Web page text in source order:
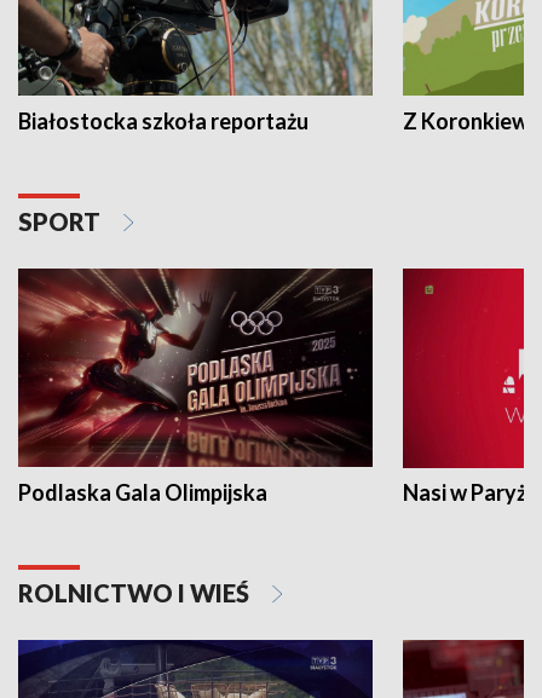
Białostocka szkoła reportażu Z
SPORT
Podlaska Gala Olimpijska Nasi w Paryżu
ROLNICTWO I WIEŚ